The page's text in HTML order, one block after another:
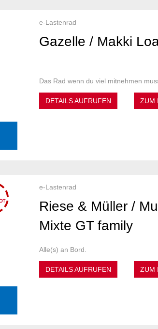
e-Lastenrad
Gazelle / Makki
Das Rad wenn du viel mitnehmen
DETAILS AUFRUFEN ZUM
e-Lastenrad
Riese & Müller /
Mixte GT family
Alle(s) an Bord.
DETAILS AUFRUFEN ZUM